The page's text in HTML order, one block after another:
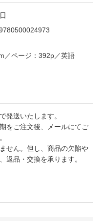
／ページ：392p／英語
発送いたします。
をご注文後、メールにてご
せん。但し、商品の欠陥や
返品・交換を承ります。